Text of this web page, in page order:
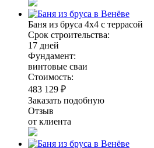
Баня из бруса 4х4 с террасой
Срок строительства:
17 дней
Фундамент:
винтовые сваи
Стоимость:
483 129 ₽
Заказать подобную
Отзыв
от клиента